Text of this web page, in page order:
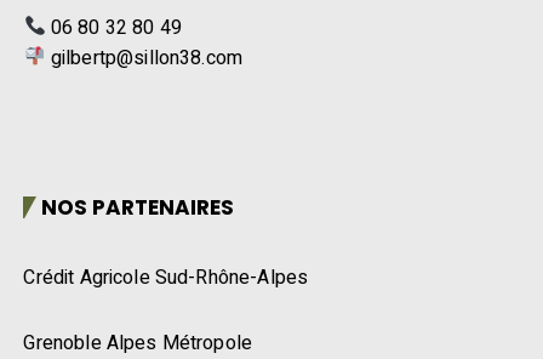
06 80 32 80 49
gilbertp@sillon38.com
NOS PARTENAIRES
Crédit Agricole Sud-Rhône-Alpes
Grenoble Alpes Métropole